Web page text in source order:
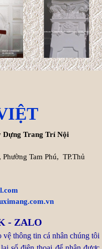
thiết kế nội thất và kiến
tính chi phí xây biệt thự
gói biệt thự
Cơ hội Vàng đón thọ
dân gian, nhiều người
Trang Trí Nội
Tam Phú, TP.Thủ
- ZALO
thông tin cá nhân chúng tôi